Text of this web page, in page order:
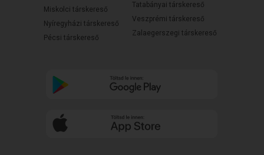
Miskolci társkereső
Nyíregyházi társkereső
Pécsi társkereső
Tatabányai társkereső
Veszprémi társkereső
Zalaegerszegi társkereső